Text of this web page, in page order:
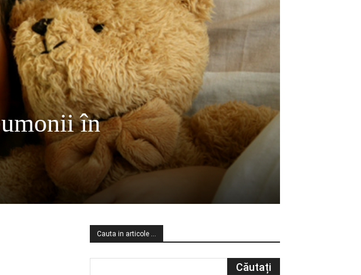
în
Cauta in articole …